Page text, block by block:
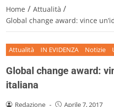
Home / Attualità /
Global change award: vince
Attualità IN EVIDENZA Notizie
Global change award:
italiana
Redazione - Aprile 7, 2017